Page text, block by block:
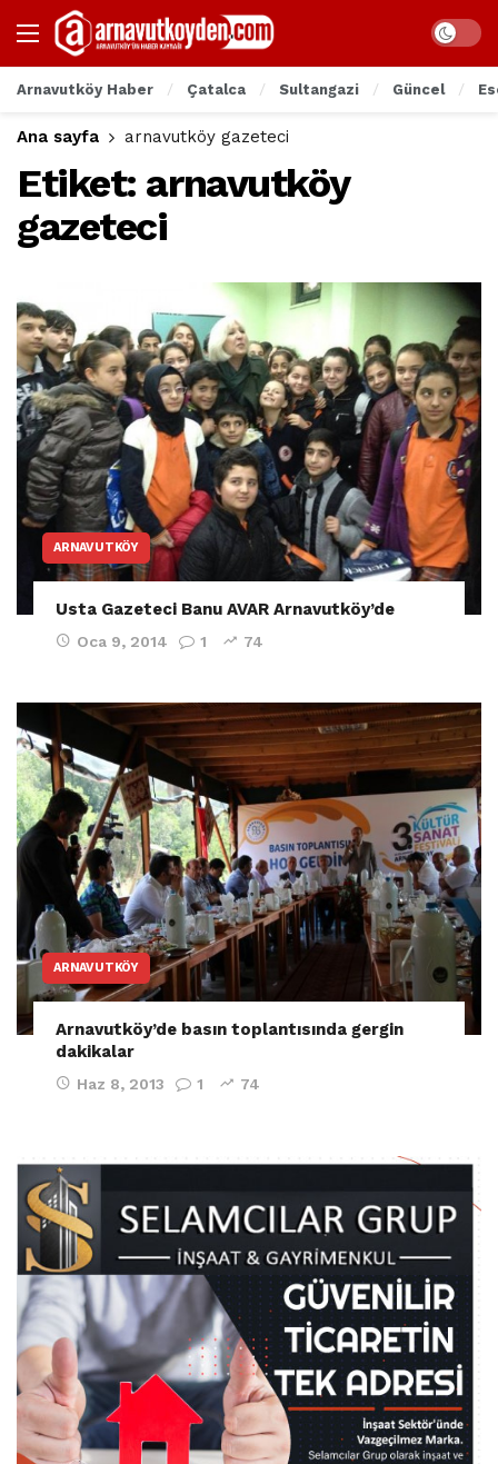
Arnavutköy Haber Çatalca Sultangazi Güncel
Ana sayfa arnavutköy gazeteci
Etiket: arnavutköy
gazeteci
ARNAVUTKÖY
Usta Gazeteci Banu AVAR Arnavutköy’de
Oca 9, 2014 1 74
ARNAVUTKÖY
Arnavutköy’de basın toplantısında gergin
dakikalar
Haz 8, 2013 1 74